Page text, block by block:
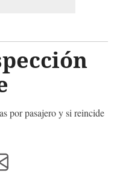
por pasajero y si reincide